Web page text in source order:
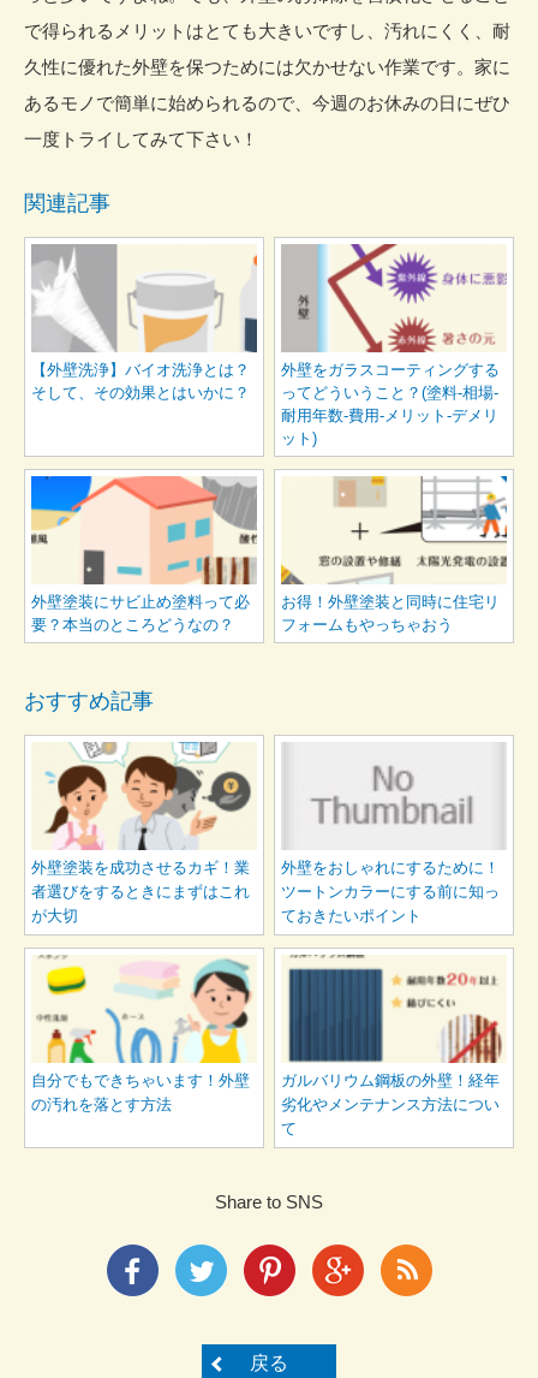
で得られるメリットはとても大きいですし、汚れにくく、耐
久性に優れた外壁を保つためには欠かせない作業です。家に
あるモノで簡単に始められるので、今週のお休みの日にぜひ
一度トライしてみて下さい！
関連記事
【外壁洗浄】バイオ洗浄とは？
そして、その効果とはいかに？
外壁をガラスコーティングする
ってどういうこと？(塗料-相場-
耐用年数-費用-メリット-デメリ
ット)
外壁塗装にサビ止め塗料って必
要？本当のところどうなの？
お得！外壁塗装と同時に住宅リ
フォームもやっちゃおう
おすすめ記事
外壁塗装を成功させるカギ！業
者選びをするときにまずはこれ
が大切
外壁をおしゃれにするために！
ツートンカラーにする前に知っ
ておきたいポイント
自分でもできちゃいます！外壁
の汚れを落とす方法
ガルバリウム鋼板の外壁！経年
劣化やメンテナンス方法につい
て
Share to SNS
戻る